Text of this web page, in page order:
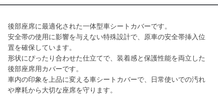
後部座席に最適化された一体型車シートカバーです。
安全帯の使用に影響を与えない特殊設計で、原車の安全帯挿入位
置を確保しています。
形状にぴったり合わせた仕立てで、装着感と保護性能を両立した
後部座席用カバーです。
車内の印象を上品に変える車シートカバーで、日常使いでの汚れ
や摩耗から大切な座席を守ります。